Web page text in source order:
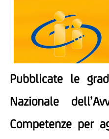
Pubblicate le
Nazionale
Competenze per